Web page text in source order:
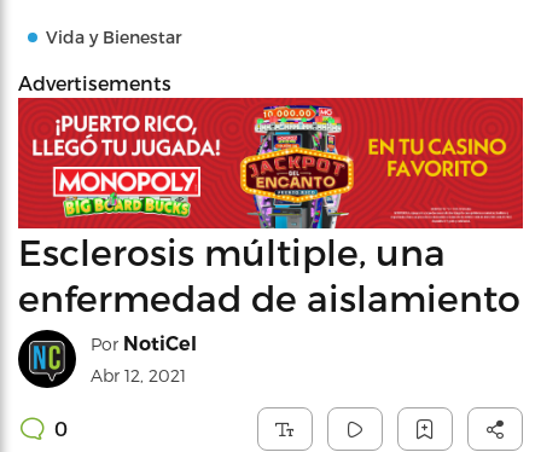
Vida y Bienestar
Advertisements
Esclerosis múltiple, una
enfermedad de aislamiento
Por NotiCel
Abr 12, 2021
0